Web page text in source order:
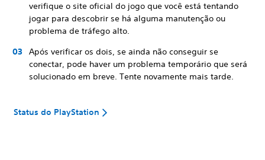
verifique o site oficial do jogo que você está tentando
jogar para descobrir se há alguma manutenção ou
problema de tráfego alto.
Após verificar os dois, se ainda não conseguir se
conectar, pode haver um problema temporário que será
solucionado em breve. Tente novamente mais tarde.
Status do PlayStation